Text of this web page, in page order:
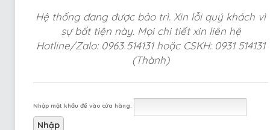
Hệ thống đang được bảo trì. Xin lỗi quý khách vì
sự bất tiện này. Mọi chi tiết xin liên hệ
Hotline/Zalo: 0963 514131 hoặc CSKH: 0931 514131
(Thành)
Nhập mật khẩu để vào cửa hàng: